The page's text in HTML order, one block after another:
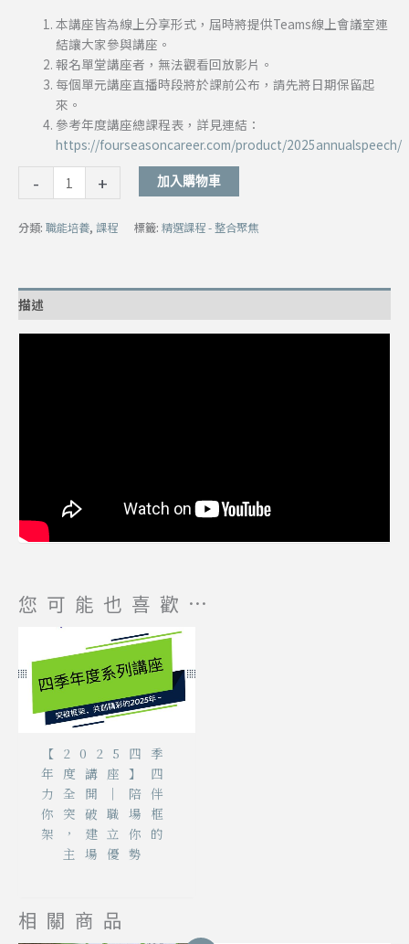
本講座皆為線上分享形式，屆時將提供Teams線上會議室連
結讓大家參與講座。
報名單堂講座者，無法觀看回放影片。
每個單元講座直播時段將於課前公布，請先將日期保留起
來。
參考年度講座總課程表，詳見連結：
https://fourseasoncareer.com/product/2025annualspeech/
- + 加入購物車
分類: 職能培養, 課程 標籤: 精選課程 - 整合聚焦
描述
您可能也喜歡…
【2025四季
年度講座】四
力全開｜陪伴
你突破職場框
架，建立你的
主場優勢
相關商品